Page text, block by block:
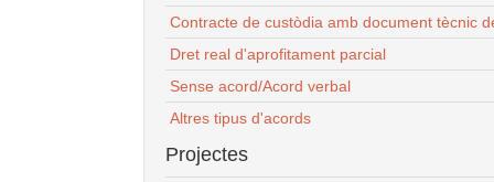
Contracte de custòdia amb document tècnic
Dret real d'aprofitament parcial
Sense acord/Acord verbal
Altres tipus d'acords
Projectes